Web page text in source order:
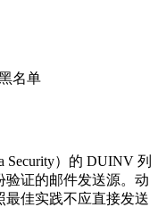
名单
Security）的 DUINV 列
验证的邮件发送源。动
最佳实践不应直接发送